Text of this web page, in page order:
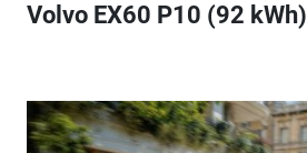
Volvo EX60 P10 (92 kWh)